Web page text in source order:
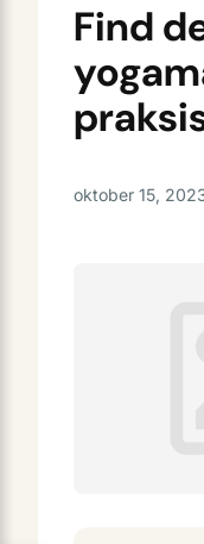
Find
oktober 15,